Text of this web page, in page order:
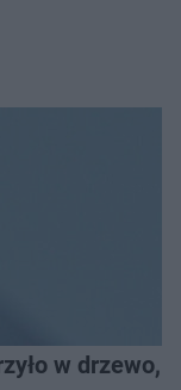
w drzewo,